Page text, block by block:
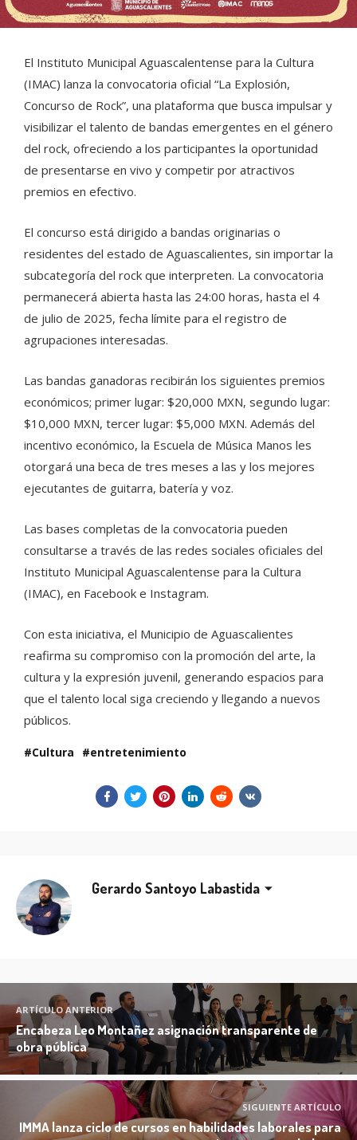
El Instituto Municipal Aguascalentense para la Cultura
(IMAC) lanza la convocatoria oficial “La Explosión,
Concurso de Rock”, una plataforma que busca impulsar y
visibilizar el talento de bandas emergentes en el género
del rock, ofreciendo a los participantes la oportunidad
de presentarse en vivo y competir por atractivos
premios en efectivo.
El concurso está dirigido a bandas originarias o
residentes del estado de Aguascalientes, sin importar la
subcategoría del rock que interpreten. La convocatoria
permanecerá abierta hasta las 24:00 horas, hasta el 4
de julio de 2025, fecha límite para el registro de
agrupaciones interesadas.
Las bandas ganadoras recibirán los siguientes premios
económicos; primer lugar: $20,000 MXN, segundo lugar:
$10,000 MXN, tercer lugar: $5,000 MXN. Además del
incentivo económico, la Escuela de Música Manos les
otorgará una beca de tres meses a las y los mejores
ejecutantes de guitarra, batería y voz.
Las bases completas de la convocatoria pueden
consultarse a través de las redes sociales oficiales del
Instituto Municipal Aguascalentense para la Cultura
(IMAC), en Facebook e Instagram.
Con esta iniciativa, el Municipio de Aguascalientes
reafirma su compromiso con la promoción del arte, la
cultura y la expresión juvenil, generando espacios para
que el talento local siga creciendo y llegando a nuevos
públicos.
Cultura entretenimiento
Gerardo Santoyo Labastida
ARTÍCULO ANTERIOR
Encabeza Leo Montañez asignación transparente de
obra pública
SIGUIENTE ARTÍCULO
IMMA lanza ciclo de cursos en habilidades laborales para